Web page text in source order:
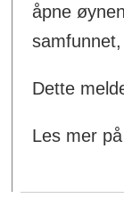
åpne
Dette
Les mer